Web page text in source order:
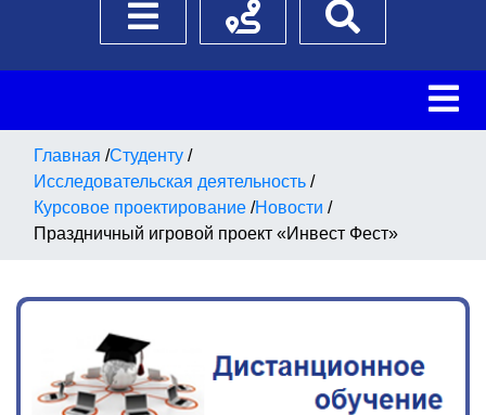
Боковое менюСхема проезда
Главная /Студенту /
Исследовательская деятельность /
Курсовое проектирование /Новости /
Праздничный игровой проект «Инвест Фест»